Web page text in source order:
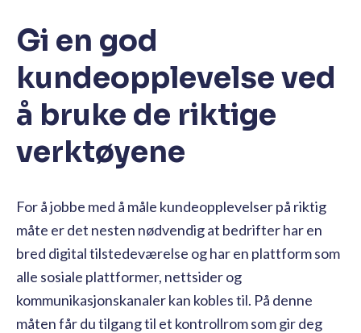
Gi en god
kundeopplevelse ved
å bruke de riktige
verktøyene
For å jobbe med å måle kundeopplevelser på riktig
måte er det nesten nødvendig at bedrifter har en
bred digital tilstedeværelse og har en plattform som
alle sosiale plattformer, nettsider og
kommunikasjonskanaler kan kobles til. På denne
måten får du tilgang til et kontrollrom som gir deg